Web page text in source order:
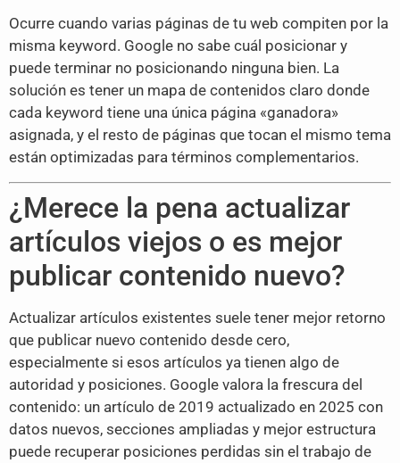
Ocurre cuando varias páginas de tu web compiten por la
misma keyword. Google no sabe cuál posicionar y
puede terminar no posicionando ninguna bien. La
solución es tener un mapa de contenidos claro donde
cada keyword tiene una única página «ganadora»
asignada, y el resto de páginas que tocan el mismo tema
están optimizadas para términos complementarios.
¿Merece la pena actualizar
artículos viejos o es mejor
publicar contenido nuevo?
Actualizar artículos existentes suele tener mejor retorno
que publicar nuevo contenido desde cero,
especialmente si esos artículos ya tienen algo de
autoridad y posiciones. Google valora la frescura del
contenido: un artículo de 2019 actualizado en 2025 con
datos nuevos, secciones ampliadas y mejor estructura
puede recuperar posiciones perdidas sin el trabajo de